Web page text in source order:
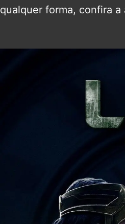
qualquer forma, confira a